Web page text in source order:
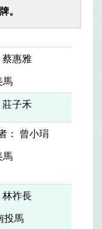
。
蔡惠雅
馬
莊子禾
： 曾小琄
馬
林祚長
投馬